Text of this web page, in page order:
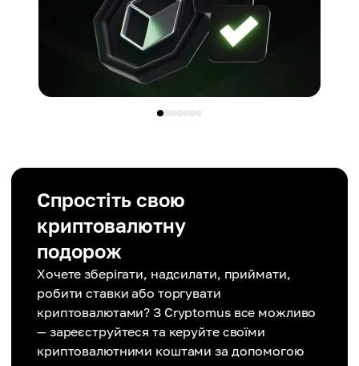
Спростіть свою
криптовалютну
подорож
Хочете зберігати, надсилати, приймати,
робити ставки або торгувати
криптовалютами? З Cryptomus все можливо
— зареєструйтеся та керуйте своїми
криптовалютними коштами за допомогою